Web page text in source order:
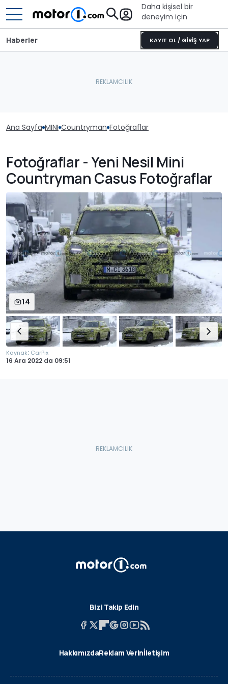
Daha kişisel bir
deneyim için
KAYIT OL / GİRİŞ YAP
Haberler
Ana Sayfa MINI Countryman Fotoğraflar
Fotoğraflar - Yeni Nesil Mini
Countryman Casus Fotoğraflar
14
Kaynak: CarPix
16 Ara 2022 da 09:51
Bizi Takip Edin
HakkımızdaReklam Verinİletişim